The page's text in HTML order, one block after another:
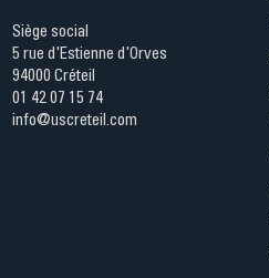
Siège social
5 rue d'Estienne d'Orves
94000 Créteil
01 42 07 15 74
info@uscreteil.com